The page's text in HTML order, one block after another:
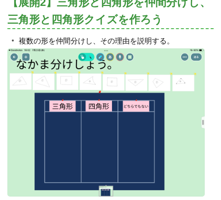
三角形と四角形クイズを作ろう
複数の形を仲間分けし、その理由を説明する。